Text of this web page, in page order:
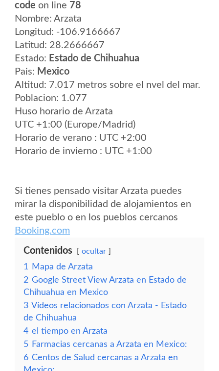
code on line 78
Nombre: Arzata
Longitud: -106.9166667
Latitud: 28.2666667
Estado: Estado de Chihuahua
Pais: Mexico
Altitud: 7.017 metros sobre el nvel del mar.
Poblacion: 1.077
Huso horario de Arzata
UTC +1:00 (Europe/Madrid)
Horario de verano : UTC +2:00
Horario de invierno : UTC +1:00
Si tienes pensado visitar Arzata puedes
mirar la disponibilidad de alojamientos en
este pueblo o en los pueblos cercanos
Booking.com
Contenidos ocultar
1
Mapa de Arzata
2 Google Street View Arzata en Estado de
Chihuahua en Mexico
3 Vídeos relacionados con Arzata - Estado
de Chihuahua
4 el tiempo en Arzata
5 Farmacias cercanas a Arzata en Mexico:
6 Centos de Salud cercanas a Arzata en